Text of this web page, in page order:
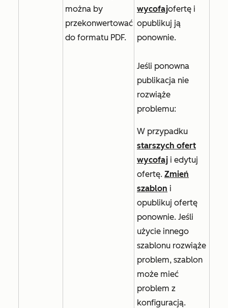
można by
przekonwertować
do formatu PDF.
wycofajofertę i
opublikuj ją
ponownie.
Jeśli ponowna
publikacja nie
rozwiąże
problemu:
W przypadku
starszych ofert
wycofaj i edytuj
ofertę. Zmień
szablon i
opublikuj ofertę
ponownie. Jeśli
użycie innego
szablonu rozwiąże
problem, szablon
może mieć
problem z
konfiguracją.